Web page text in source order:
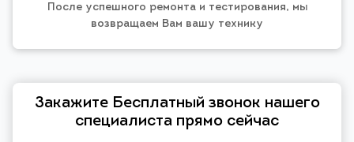
После успешного ремонта и тестирования, мы
возвращаем Вам вашу технику
Закажите Бесплатный звонок нашего
специалиста прямо сейчас